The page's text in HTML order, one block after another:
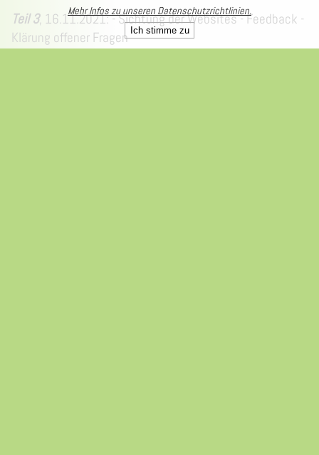
Mehr Infos zu unseren Datenschutzrichtlinien.
Ich stimme zu
Teil 3, 16.11.2021: - Sichtung der Websites - Feedback -
Klärung offener Fragen